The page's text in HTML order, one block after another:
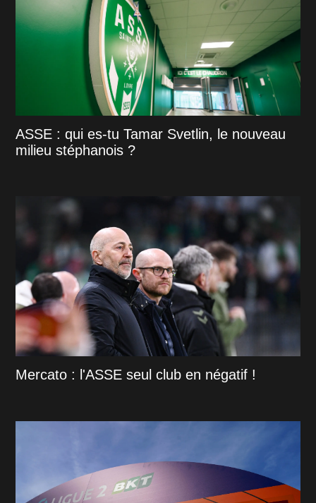
ASSE : qui es-tu Tamar Svetlin, le nouveau
milieu stéphanois ?
Mercato : l'ASSE seul club en négatif !